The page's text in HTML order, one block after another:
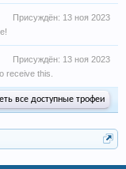
Присуждён: 13 ноя 2023
Присуждён: 13 ноя 2023
receive this.
все доступные трофеи